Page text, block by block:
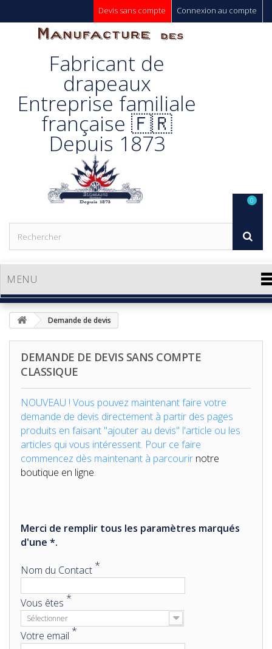
Connexion au compte
Devis sans compte
Manufacture
Des
Drapeaux
Unic s.a.
Fabricant de
drapeaux
Entreprise familiale
française 🇫🇷
Depuis 1873
MENU
0
Demande de devis
DEMANDE DE DEVIS SANS COMPTE
CLASSIQUE
NOUVEAU ! Vous pouvez maintenant faire votre
demande de devis directement à partir des pages
produits en faisant "ajouter au devis" l'article ou les
articles qui vous intéressent. Pour ce faire
commencez dès maintenant à parcourir notre
boutique en ligne.
Merci de remplir tous les paramètres marqués
d'une *.
Nom du Contact *
Vous êtes *
Sélectionner
Votre email *